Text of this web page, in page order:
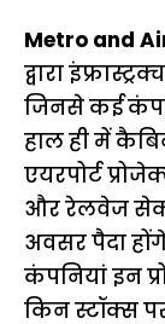
Metro and
द्वारा
जिनसे कई
हाल ही में
एयरपोर्ट
और रेलवेज
अवसर पैदा
कंपनियां इन
किन स्टॉक्स